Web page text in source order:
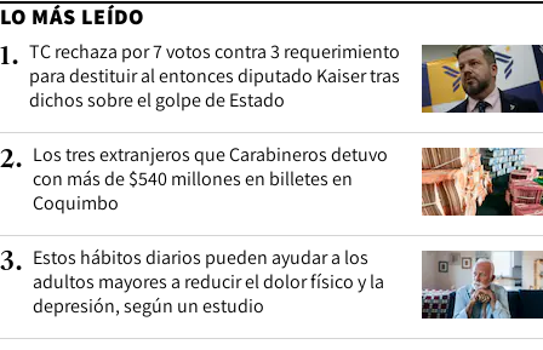
LO MÁS LEÍDO
1. TC rechaza por 7 votos contra 3 requerimiento
para destituir al entonces diputado Kaiser tras
dichos sobre el golpe de Estado
2. Los tres extranjeros que Carabineros detuvo
con más de $540 millones en billetes en
Coquimbo
3. Estos hábitos diarios pueden ayudar a los
adultos mayores a reducir el dolor físico y la
depresión, según un estudio